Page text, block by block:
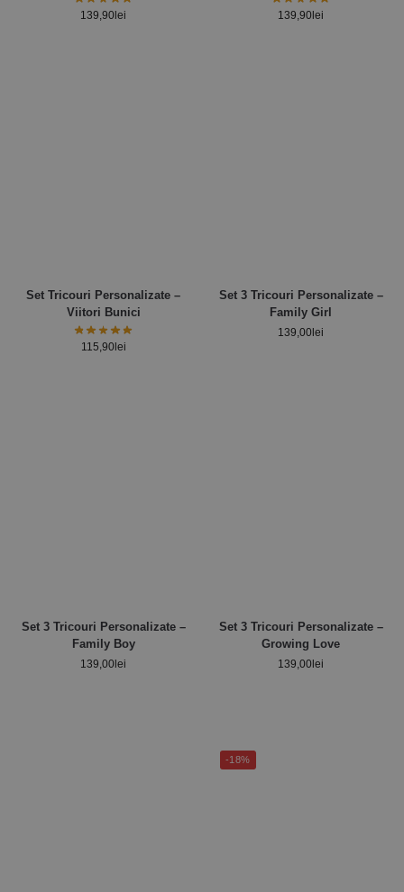
139,90lei 139,90lei
Set Tricouri Personalizate –
Viitori Bunici
115,90lei
Set 3 Tricouri Personalizate –
Family Girl
139,00lei
Set 3 Tricouri Personalizate –
Family Boy
139,00lei
Set 3 Tricouri Personalizate –
Growing Love
139,00lei
-18%